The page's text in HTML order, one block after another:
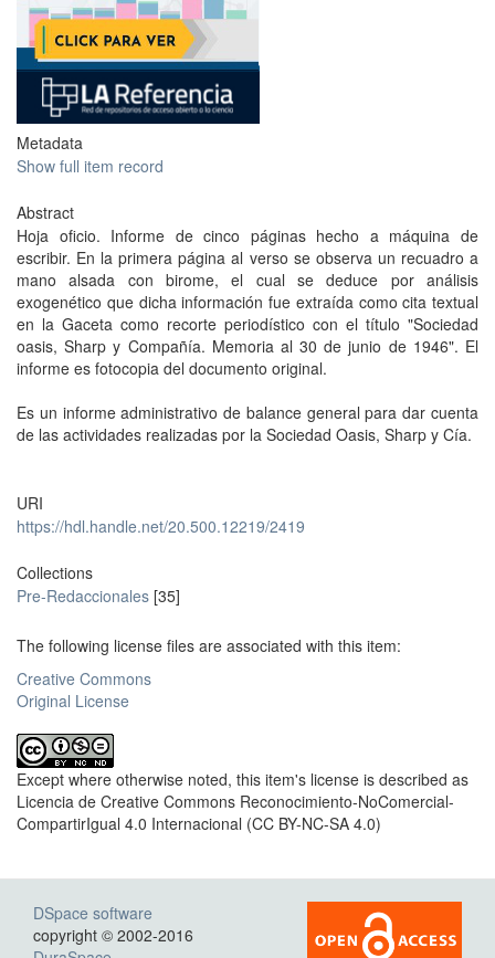
Metadata
Show full item record
Abstract
Hoja oficio. Informe de cinco páginas hecho a máquina de
escribir. En la primera página al verso se observa un recuadro a
mano alsada con birome, el cual se deduce por análisis
exogenético que dicha información fue extraída como cita textual
en la Gaceta como recorte periodístico con el título "Sociedad
oasis, Sharp y Compañía. Memoria al 30 de junio de 1946". El
informe es fotocopia del documento original.
Es un informe administrativo de balance general para dar cuenta
de las actividades realizadas por la Sociedad Oasis, Sharp y Cía.
URI
https://hdl.handle.net/20.500.12219/2419
Collections
Pre-Redaccionales [35]
The following license files are associated with this item:
Creative Commons
Original License
Except where otherwise noted, this item's license is described as
Licencia de Creative Commons Reconocimiento-NoComercial-
CompartirIgual 4.0 Internacional (CC BY-NC-SA 4.0)
DSpace software
copyright © 2002-2016